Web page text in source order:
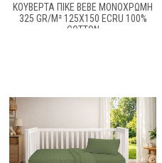
ΚΟΥΒΈΡΤΑ ΠΙΚΈ BEBE ΜΟΝΌΧΡΩΜΗ
325 GR/M² 125X150 ECRU 100%
COTTON